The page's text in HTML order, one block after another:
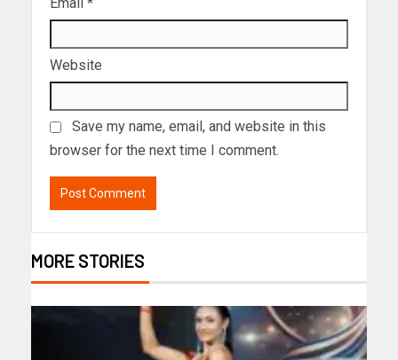
Website
Save my name, email, and website in this
browser for the next time I comment.
MORE STORIES